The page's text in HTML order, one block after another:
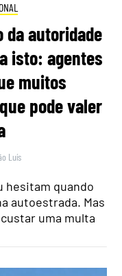
autoridade
isto: agentes
muitos
pode valer
Luís
hesitam quando
autoestrada. Mas
uma multa